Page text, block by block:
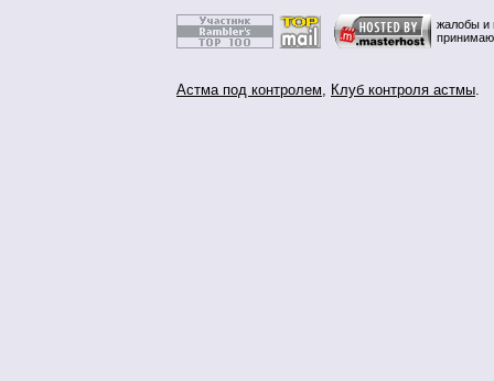
жалобы и
Астма под контролем, Клуб контроля астмы.